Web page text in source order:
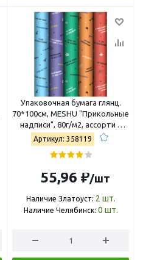
Упаковочная бумага глянц.
70*100см, MESHU "Прикольные
надписи", 80г/м2, ассорти 5
дизайнов MS_53491
Артикул: 358119
55,96 ₽/шт
Наличие Златоуст: 2 шт.
Наличие Челябинск: 0 шт.